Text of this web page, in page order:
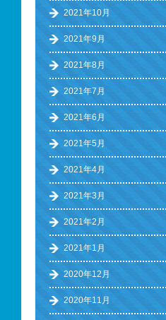
2021年10月
2021年9月
2021年8月
2021年7月
2021年6月
2021年5月
2021年4月
2021年3月
2021年2月
2021年1月
2020年12月
2020年11月